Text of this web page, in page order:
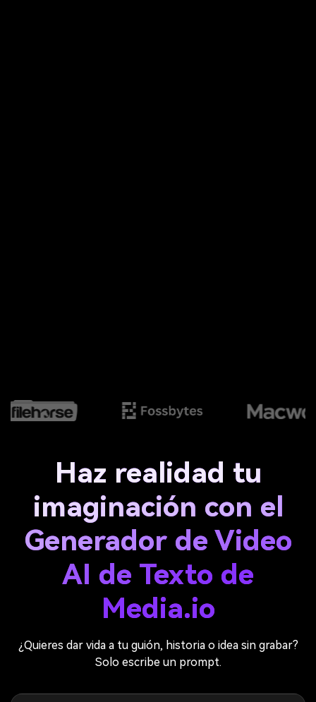
Haz realidad tu
imaginación con el
Generador de Video
AI de Texto de
Media.io
¿Quieres dar vida a tu guión, historia o idea sin grabar?
Solo escribe un prompt.